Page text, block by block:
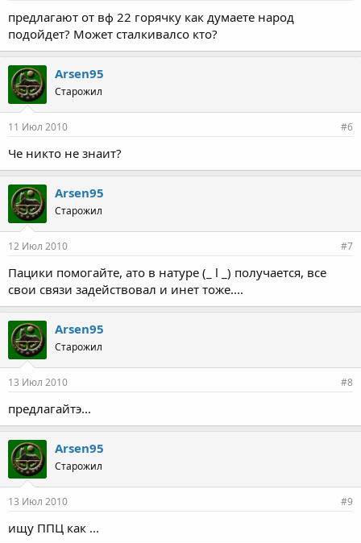
предлагают от вф 22 горячку как думаете народ
подойдет? Может сталкивалсо кто?
Arsen95
Старожил
11 Июл 2010 #6
Че никто не знаит?
Arsen95
Старожил
12 Июл 2010 #7
Пацики помогайте, ато в натуре (_ l _) получается, все
свои связи задействовал и инет тоже....
Arsen95
Старожил
13 Июл 2010 #8
предлагайтэ...
Arsen95
Старожил
13 Июл 2010 #9
ищу ППЦ как ...